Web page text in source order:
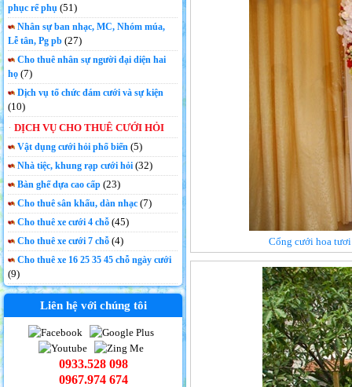
phục rể phụ (51)
Nhân sự ban nhạc, MC, Nhóm múa,
Lễ tân, Pg pb (27)
Cho thuê nhân sự người đại diện hai
họ (7)
Dịch vụ tổ chức đám cưới và sự kiện
(10)
DỊCH VỤ CHO THUÊ CƯỚI HỎI
Vật dụng cưới hỏi phổ biến (5)
Nhà tiệc, khung rạp cưới hỏi (32)
Bàn ghế dựa cao cấp (23)
Cho thuê sân khấu, dàn nhạc (7)
Cho thuê xe cưới 4 chỗ (45)
Cho thuê xe cưới 7 chỗ (4)
Cho thuê xe 16 25 35 45 chỗ ngày cưới
(9)
Liên hệ với chúng tôi
0933.528 098
0967.974 674
Cổng cưới hoa